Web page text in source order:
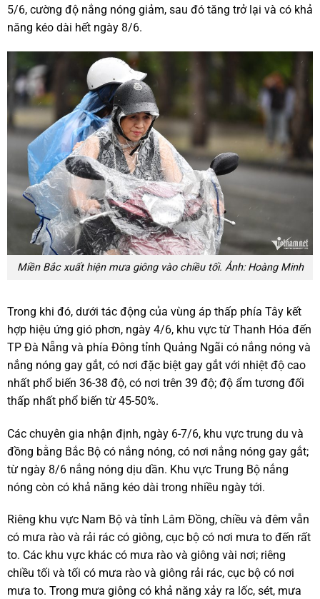
5/6, cường độ nắng nóng giảm, sau đó tăng trở lại và có khả
năng kéo dài hết ngày 8/6.
Miền Bắc xuất hiện mưa giông vào chiều tối. Ảnh: Hoàng Minh
Trong khi đó, dưới tác động của vùng áp thấp phía Tây kết
hợp hiệu ứng gió phơn, ngày 4/6, khu vực từ Thanh Hóa đến
TP Đà Nẵng và phía Đông tỉnh Quảng Ngãi có nắng nóng và
nắng nóng gay gắt, có nơi đặc biệt gay gắt với nhiệt độ cao
nhất phổ biến 36-38 độ, có nơi trên 39 độ; độ ẩm tương đối
thấp nhất phổ biến từ 45-50%.
Các chuyên gia nhận định, ngày 6-7/6, khu vực trung du và
đồng bằng Bắc Bộ có nắng nóng, có nơi nắng nóng gay gắt;
từ ngày 8/6 nắng nóng dịu dần. Khu vực Trung Bộ nắng
nóng còn có khả năng kéo dài trong nhiều ngày tới.
Riêng khu vực Nam Bộ và tỉnh Lâm Đồng, chiều và đêm vẫn
có mưa rào và rải rác có giông, cục bộ có nơi mưa to đến rất
to. Các khu vực khác có mưa rào và giông vài nơi; riêng
chiều tối và tối có mưa rào và giông rải rác, cục bộ có nơi
mưa to. Trong mưa giông có khả năng xảy ra lốc, sét, mưa